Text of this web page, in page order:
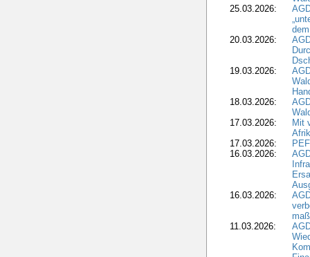
25.03.2026:
20.03.2026:
19.03.2026:
18.03.2026:
17.03.2026:
Mit
17.03.2026:
16.03.2026:
16.03.2026:
11.03.2026: